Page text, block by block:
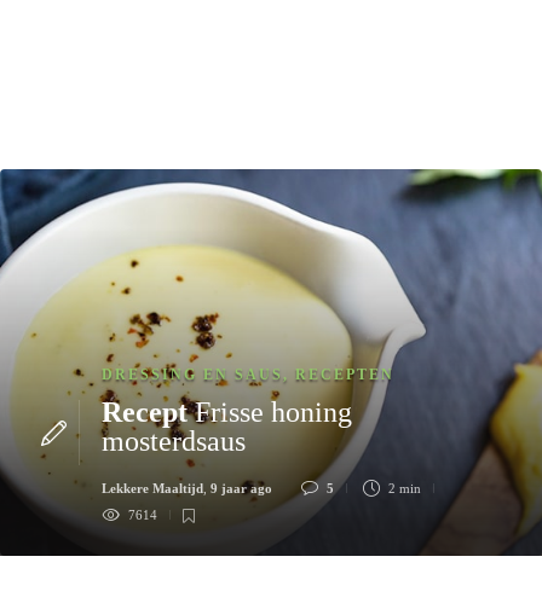
DRESSING EN SAUS , RECEPTEN
ReceptFrisse honing
mosterdsaus
Lekkere Maaltijd, 9 jaar ago 5
2 min
7614